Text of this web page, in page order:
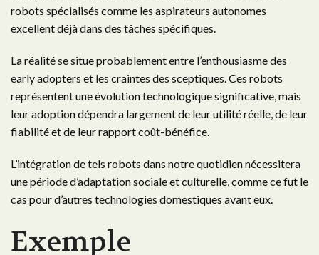
robots spécialisés comme les aspirateurs autonomes
excellent déjà dans des tâches spécifiques.
La réalité se situe probablement entre l’enthousiasme des
early adopters et les craintes des sceptiques. Ces robots
représentent une évolution technologique significative, mais
leur adoption dépendra largement de leur utilité réelle, de leur
fiabilité et de leur rapport coût-bénéfice.
L’intégration de tels robots dans notre quotidien nécessitera
une période d’adaptation sociale et culturelle, comme ce fut le
cas pour d’autres technologies domestiques avant eux.
Exemple